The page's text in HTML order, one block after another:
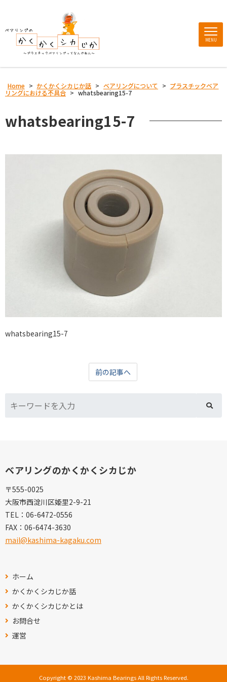
MENU
Home > かくかくシカじか話 > ベアリングについて > プラスチックベア
リングにおける不具合 > whatsbearing15-7
whatsbearing15-7
whatsbearing15-7
前の記事へ
ベアリングのかくかくシカじか
〒555-0025
大阪市西淀川区姫里2-9-21
TEL： 06-6472-0556
FAX： 06-6474-3630
mail@kashima-kagaku.com
ホーム
かくかくシカじか話
かくかくシカじかとは
お問合せ
運営
Copyright © 2023 Kashima Bearings All Rights Reserved.